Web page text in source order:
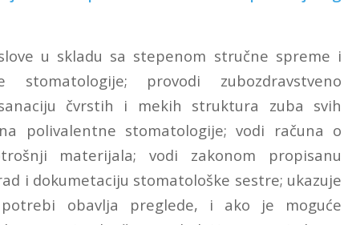
u skladu sa stepenom stručne spreme i
provodi zubozdravstveno
čvrstih i mekih struktura zuba svih
polivalentne stomatologije; vodi računa o
materijala; vodi zakonom propisanu
i dokumetaciju stomatološke sestre; ukazuje
obavlja preglede, i ako je moguće